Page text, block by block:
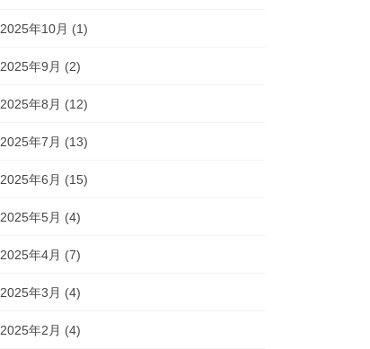
2025年10月 (1)
2025年9月 (2)
2025年8月 (12)
2025年7月 (13)
2025年6月 (15)
2025年5月 (4)
2025年4月 (7)
2025年3月 (4)
2025年2月 (4)